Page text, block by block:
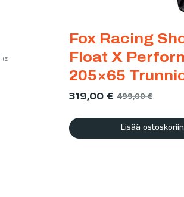
Fox Racing
Float X
205×65
319,00€ 499,00€
Lisää ostoskoriin
5